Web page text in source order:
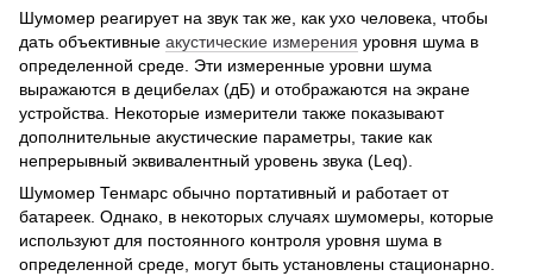
Шумомер реагирует на звук так же, как ухо человека, чтобы
дать объективные акустические измерения уровня шума в
определенной среде. Эти измеренные уровни шума
выражаются в децибелах (дБ) и отображаются на экране
устройства. Некоторые измерители также показывают
дополнительные акустические параметры, такие как
непрерывный эквивалентный уровень звука (Leq).
Шумомер Тенмарс обычно портативный и работает от
батареек. Однако, в некоторых случаях шумомеры, которые
используют для постоянного контроля уровня шума в
определенной среде, могут быть установлены стационарно.